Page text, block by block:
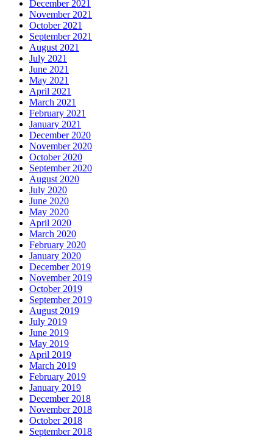
December 2021
November 2021
October 2021
September 2021
August 2021
July 2021
June 2021
May 2021
April 2021
March 2021
February 2021
January 2021
December 2020
November 2020
October 2020
September 2020
August 2020
July 2020
June 2020
May 2020
April 2020
March 2020
February 2020
January 2020
December 2019
November 2019
October 2019
September 2019
August 2019
July 2019
June 2019
May 2019
April 2019
March 2019
February 2019
January 2019
December 2018
November 2018
October 2018
September 2018